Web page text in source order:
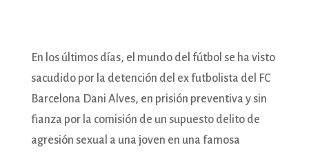
En los últimos días, el mundo del fútbol se ha visto
sacudido por la detención del ex futbolista del FC
Barcelona Dani Alves, en prisión preventiva y sin
fianza por la comisión de un supuesto delito de
agresión sexual a una joven en una famosa